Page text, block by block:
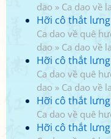
dao » Ca dao về
Hỡi cô thắt
Ca dao về quê
dao » Ca dao về
Hỡi cô thắt
Ca dao về quê
dao » Ca dao về
Hỡi cô thắt
Ca dao về quê
Hỡi cô thắt